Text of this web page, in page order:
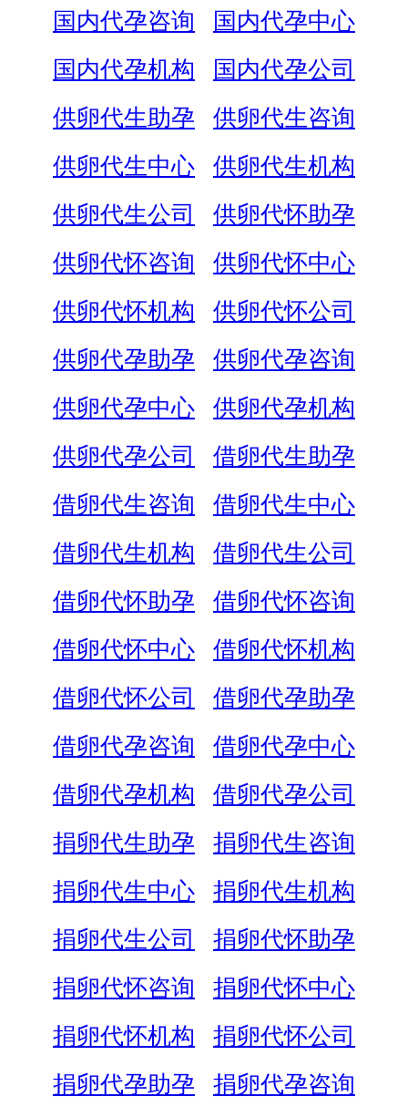
国内代孕咨询
国内代孕中心
国内代孕机构
国内代孕公司
供卵代生助孕
供卵代生咨询
供卵代生中心
供卵代生机构
供卵代生公司
供卵代怀助孕
供卵代怀咨询
供卵代怀中心
供卵代怀机构
供卵代怀公司
供卵代孕助孕
供卵代孕咨询
供卵代孕中心
供卵代孕机构
供卵代孕公司
借卵代生助孕
借卵代生咨询
借卵代生中心
借卵代生机构
借卵代生公司
借卵代怀助孕
借卵代怀咨询
借卵代怀中心
借卵代怀机构
借卵代怀公司
借卵代孕助孕
借卵代孕咨询
借卵代孕中心
借卵代孕机构
借卵代孕公司
捐卵代生助孕
捐卵代生咨询
捐卵代生中心
捐卵代生机构
捐卵代生公司
捐卵代怀助孕
捐卵代怀咨询
捐卵代怀中心
捐卵代怀机构
捐卵代怀公司
捐卵代孕助孕
捐卵代孕咨询